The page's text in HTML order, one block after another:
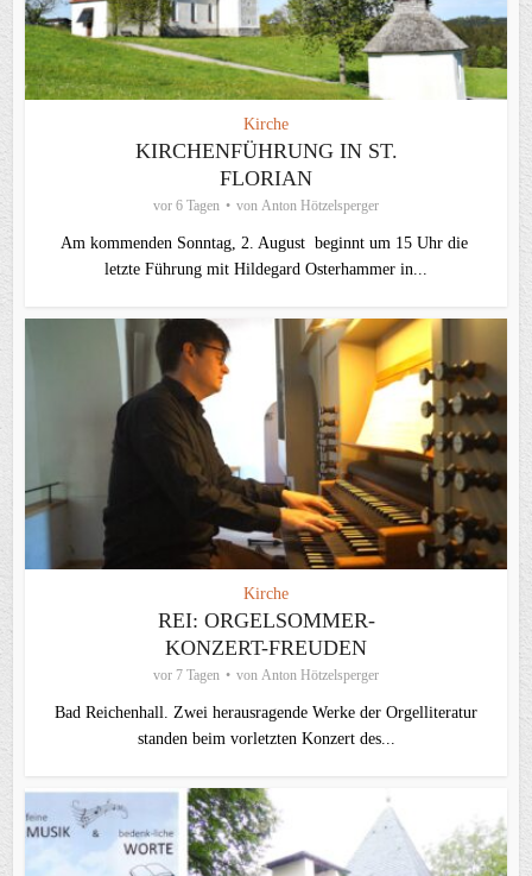
Kirche
KIRCHENFÜHRUNG IN ST.
FLORIAN
vor 6 Tagen von Anton Hötzelsperger
Am kommenden Sonntag, 2. August beginnt um 15 Uhr die
letzte Führung mit Hildegard Osterhammer in...
Kirche
REI: ORGELSOMMER-
KONZERT-FREUDEN
vor 7 Tagen von Anton Hötzelsperger
Bad Reichenhall. Zwei herausragende Werke der Orgelliteratur
standen beim vorletzten Konzert des...